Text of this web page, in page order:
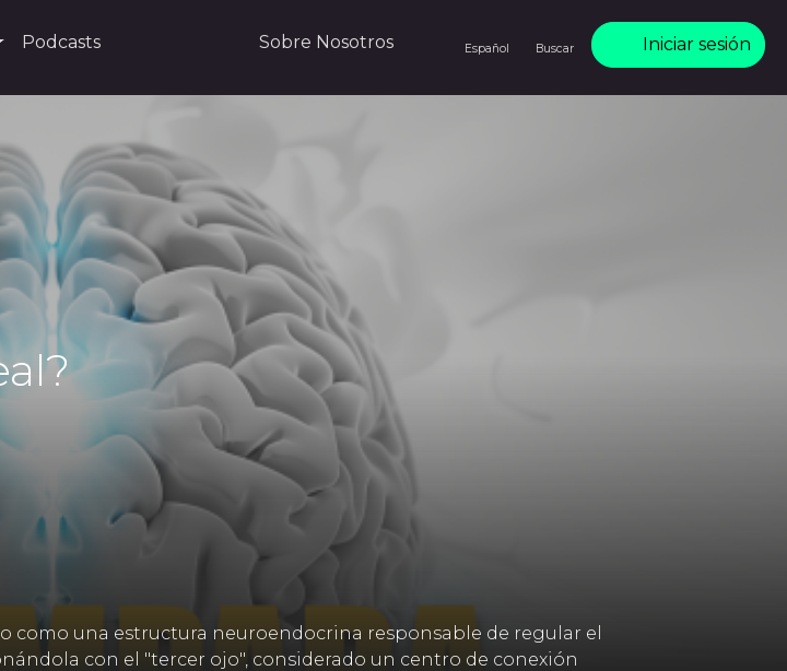
Podcasts Sobre Nosotros Español Buscar Iniciar sesión
una estructura neuroendocrina responsable de regular el
con el "tercer ojo", considerado un centro de conexión